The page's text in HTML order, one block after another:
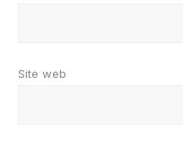
Site web